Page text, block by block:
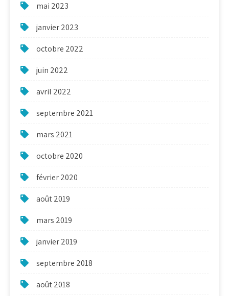
mai 2023
janvier 2023
octobre 2022
juin 2022
avril 2022
septembre 2021
mars 2021
octobre 2020
février 2020
août 2019
mars 2019
janvier 2019
septembre 2018
août 2018